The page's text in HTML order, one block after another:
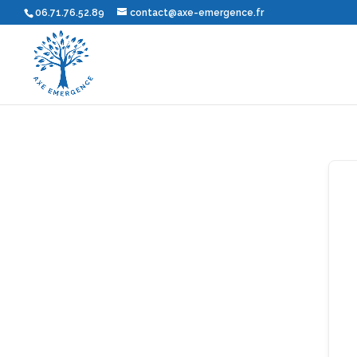
06.71.76.52.89 contact@axe-emergence.fr